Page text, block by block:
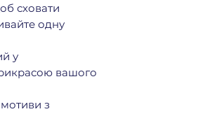
сховати
одну
у
вашого
мотиви з